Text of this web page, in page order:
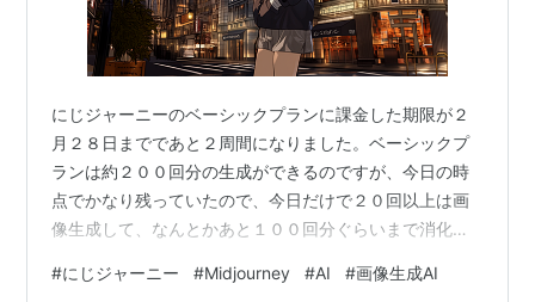
にじジャーニーのベーシックプランに課金した期限が２
月２８日までであと２周間になりました。ベーシックプ
ランは約２００回分の生成ができるのですが、今日の時
点でかなり残っていたので、今日だけで２０回以上は画
像生成して、なんとかあと１００回分ぐらいまで消化し
てみたものの、いざ何かを作ろうとなるとアイデアが全
#にじジャーニー #Midjourney #AI #画像生成AI